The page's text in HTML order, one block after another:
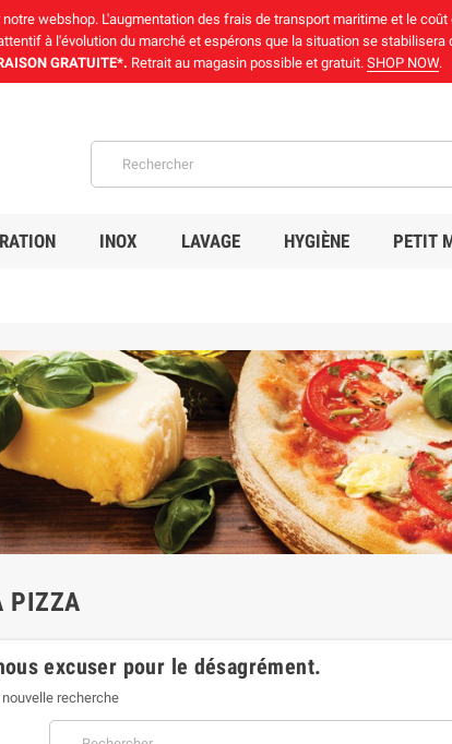
webshop. L'augmentation des frais de transport maritime et le
à l'évolution du marché et espérons que la situation se stabilisera
GRATUITE*. Retrait au magasin possible et gratuit. SHOP NOW.
INOX LAVAGE HYGIÈNE PETIT
PIZZA
excuser pour le désagrément.
recherche